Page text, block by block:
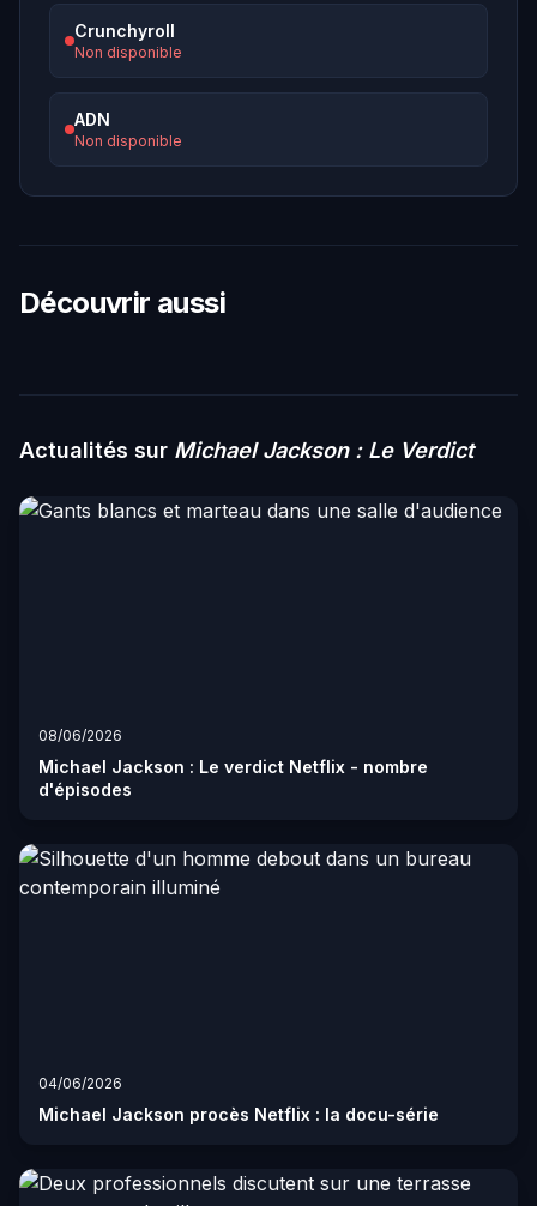
Crunchyroll
Non disponible
ADN
Non disponible
Découvrir aussi
Actualités sur Michael Jackson : Le Verdict
08/06/2026
Michael Jackson : Le verdict Netflix - nombre
d'épisodes
04/06/2026
Michael Jackson procès Netflix : la docu-série